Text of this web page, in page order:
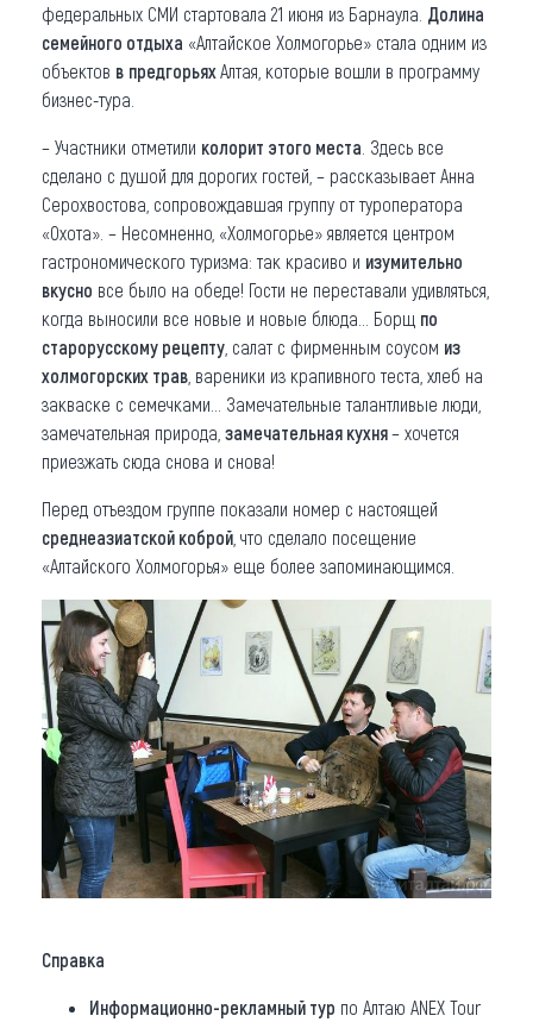
федеральных СМИ стартовала 21 июня из Барнаула. Долина
семейного отдыха «Алтайское Холмогорье» стала одним из
объектов в предгорьяхАлтая, которые вошли в программу
бизнес-тура.
– Участники отметили колорит этого места . Здесь все
сделано с душой для дорогих гостей, – рассказывает Анна
Серохвостова, сопровождавшая группу от туроператора
«Охота». – Несомненно, «Холмогорье» является центром
гастрономического туризма: так красиво и изумительно
вкусно все было на обеде! Гости не переставали удивляться,
когда выносили все новые и новые блюда... Борщ по
старорусскому рецепту , салат с фирменным соусом из
холмогорских трав , вареники из крапивного теста, хлеб на
закваске с семечками... Замечательные талантливые люди,
замечательная природа, замечательная кухня– хочется
приезжать сюда снова и снова!
Перед отъездом группе показали номер с настоящей
среднеазиатской коброй , что сделало посещение
«Алтайского Холмогорья» еще более запоминающимся.
Справка
Информационно-рекламный тур по Алтаю ANEX Tour